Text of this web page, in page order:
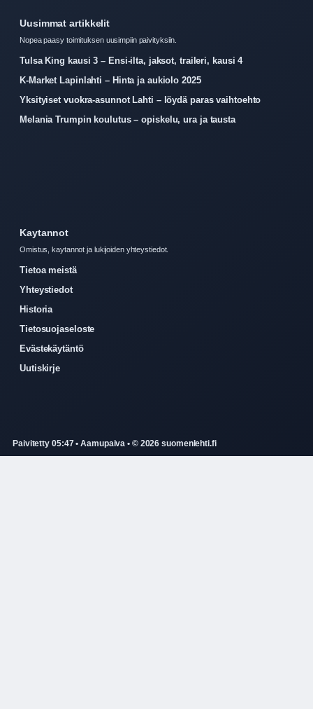
Uusimmat artikkelit
Nopea paasy toimituksen uusimpiin paivityksiin.
Tulsa King kausi 3 – Ensi-ilta, jaksot, traileri, kausi 4
K-Market Lapinlahti – Hinta ja aukiolo 2025
Yksityiset vuokra-asunnot Lahti – löydä paras vaihtoehto
Melania Trumpin koulutus – opiskelu, ura ja tausta
Kaytannot
Omistus, kaytannot ja lukijoiden yhteystiedot.
Tietoa meistä
Yhteystiedot
Historia
Tietosuojaseloste
Evästekäytäntö
Uutiskirje
Paivitetty 05:47 • Aamupaiva • © 2026 suomenlehti.fi